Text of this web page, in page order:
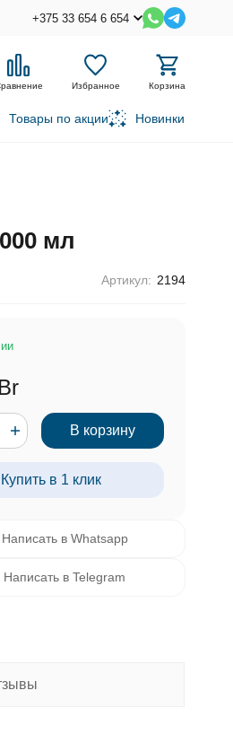
+375 33 654 6 654
Избранное Корзина
Товары по акции Новинки
мл
Артикул: 2194
В корзину
Купить в 1 клик
Написать в Whatsapp
Написать в Telegram